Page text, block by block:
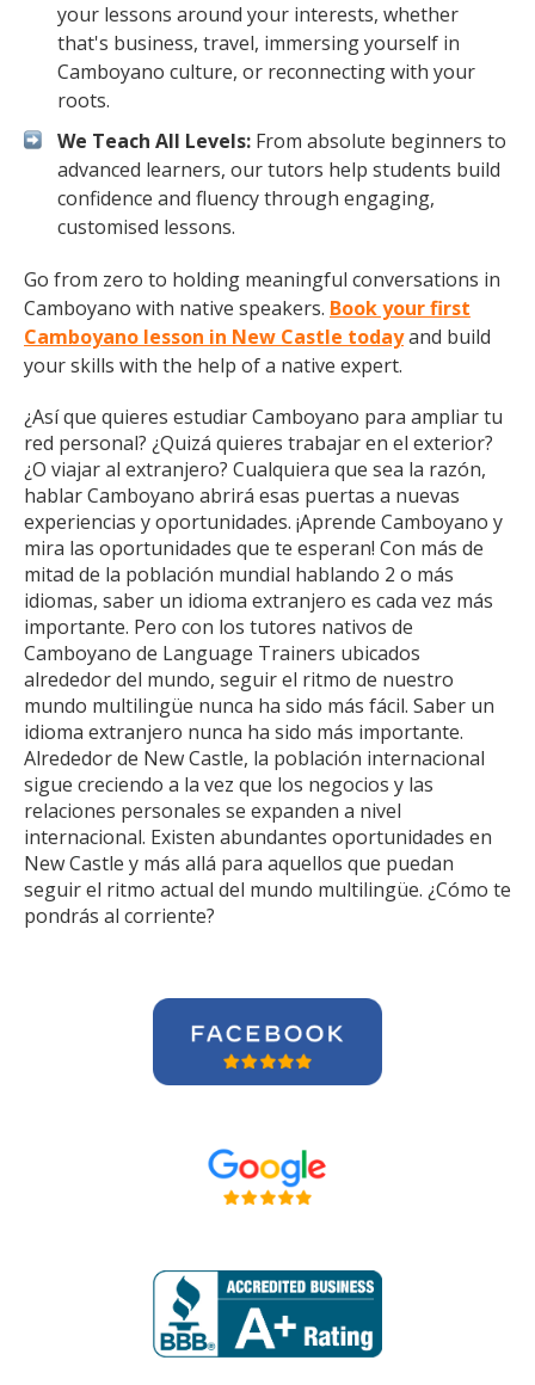
your lessons around your interests, whether
that's business, travel, immersing yourself in
Camboyano culture, or reconnecting with your
roots.
We Teach All Levels: From absolute beginners to
advanced learners, our tutors help students build
confidence and fluency through engaging,
customised lessons.
Go from zero to holding meaningful conversations in
Camboyano with native speakers. Book your first
Camboyano lesson in New Castle todayand build
your skills with the help of a native expert.
¿Así que quieres estudiar Camboyano para ampliar tu
red personal? ¿Quizá quieres trabajar en el exterior?
¿O viajar al extranjero? Cualquiera que sea la razón,
hablar Camboyano abrirá esas puertas a nuevas
experiencias y oportunidades. ¡Aprende Camboyano y
mira las oportunidades que te esperan! Con más de
mitad de la población mundial hablando 2 o más
idiomas, saber un idioma extranjero es cada vez más
importante. Pero con los tutores nativos de
Camboyano de Language Trainers ubicados
alrededor del mundo, seguir el ritmo de nuestro
mundo multilingüe nunca ha sido más fácil. Saber un
idioma extranjero nunca ha sido más importante.
Alrededor de New Castle, la población internacional
sigue creciendo a la vez que los negocios y las
relaciones personales se expanden a nivel
internacional. Existen abundantes oportunidades en
New Castle y más allá para aquellos que puedan
seguir el ritmo actual del mundo multilingüe. ¿Cómo te
pondrás al corriente?